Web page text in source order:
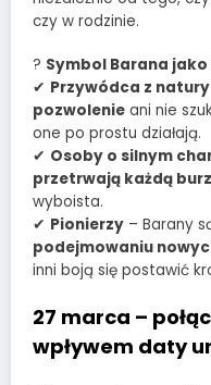
czy w rodzinie.
? Symbol Barana
✔ Przywódca z natury
pozwolenie ani nie
one po prostu działają.
✔ Osoby o silnym
przetrwają każdą
wyboista.
✔ Pionierzy – Barany
podejmowaniu
inni boją się postawić
27 marca –
wpływem daty